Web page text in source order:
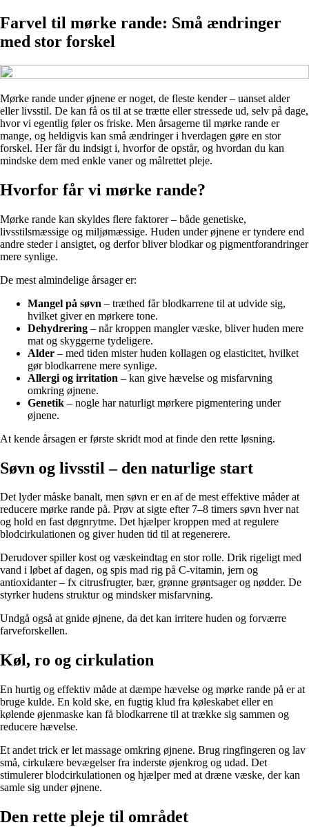
Farvel til mørke rande: Små ændringer
med stor forskel
Mørke rande under øjnene er noget, de fleste kender – uanset alder
eller livsstil. De kan få os til at se trætte eller stressede ud, selv på dage,
hvor vi egentlig føler os friske. Men årsagerne til mørke rande er
mange, og heldigvis kan små ændringer i hverdagen gøre en stor
forskel. Her får du indsigt i, hvorfor de opstår, og hvordan du kan
mindske dem med enkle vaner og målrettet pleje.
Hvorfor får vi mørke rande?
Mørke rande kan skyldes flere faktorer – både genetiske,
livsstilsmæssige og miljømæssige. Huden under øjnene er tyndere end
andre steder i ansigtet, og derfor bliver blodkar og pigmentforandringer
mere synlige.
De mest almindelige årsager er:
Mangel på søvn – træthed får blodkarrene til at udvide sig,
hvilket giver en mørkere tone.
Dehydrering – når kroppen mangler væske, bliver huden mere
mat og skyggerne tydeligere.
Alder – med tiden mister huden kollagen og elasticitet, hvilket
gør blodkarrene mere synlige.
Allergi og irritation – kan give hævelse og misfarvning
omkring øjnene.
Genetik – nogle har naturligt mørkere pigmentering under
øjnene.
At kende årsagen er første skridt mod at finde den rette løsning.
Søvn og livsstil – den naturlige start
Det lyder måske banalt, men søvn er en af de mest effektive måder at
reducere mørke rande på. Prøv at sigte efter 7–8 timers søvn hver nat
og hold en fast døgnrytme. Det hjælper kroppen med at regulere
blodcirkulationen og giver huden tid til at regenerere.
Derudover spiller kost og væskeindtag en stor rolle. Drik rigeligt med
vand i løbet af dagen, og spis mad rig på C-vitamin, jern og
antioxidanter – fx citrusfrugter, bær, grønne grøntsager og nødder. De
styrker hudens struktur og mindsker misfarvning.
Undgå også at gnide øjnene, da det kan irritere huden og forværre
farveforskellen.
Køl, ro og cirkulation
En hurtig og effektiv måde at dæmpe hævelse og mørke rande på er at
bruge kulde. En kold ske, en fugtig klud fra køleskabet eller en
kølende øjenmaske kan få blodkarrene til at trække sig sammen og
reducere hævelse.
Et andet trick er let massage omkring øjnene. Brug ringfingeren og lav
små, cirkulære bevægelser fra inderste øjenkrog og udad. Det
stimulerer blodcirkulationen og hjælper med at dræne væske, der kan
samle sig under øjnene.
Den rette pleje til området